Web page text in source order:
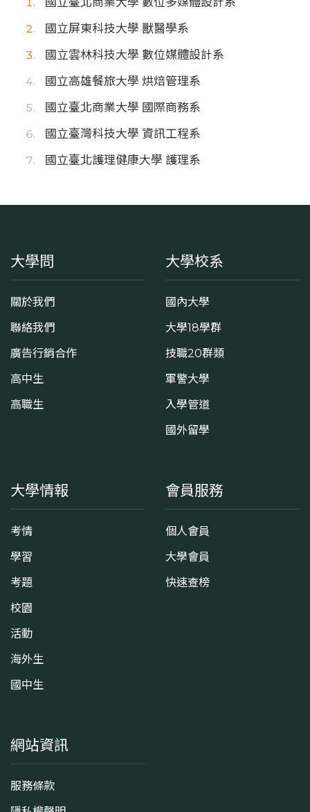
國立屏東科技大學 獸醫學系
國立雲林科技大學 數位媒體設計系
國立高雄餐旅大學 烘焙管理系
國立臺北商業大學 國際商務系
國立臺灣科技大學 資訊工程系
國立臺北護理健康大學 護理系
大學問
關於我們
聯絡我們
廣告行銷合作
高中生
高職生
大學校系
國內大學
大學18學群
技職20群類
軍警大學
入學管道
國外留學
大學情報
考情
學習
考題
校園
活動
海外生
國中生
會員服務
個人會員
大學會員
快速查榜
網站資訊
服務條款